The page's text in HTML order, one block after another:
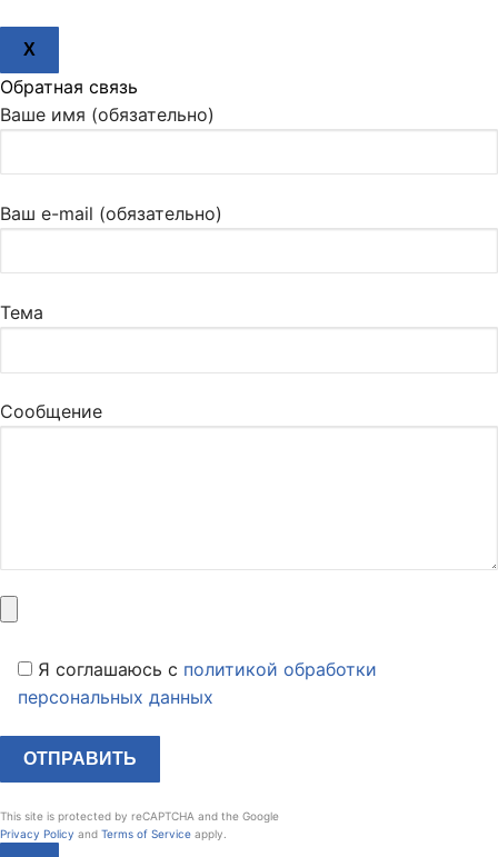
X
Обратная связь
Ваше имя (обязательно)
Ваш e-mail (обязательно)
Тема
Сообщение
Я соглашаюсь c политикой обработки
персональных данных
This site is protected by reCAPTCHA and the Google
Privacy Policy and Terms of Service apply.